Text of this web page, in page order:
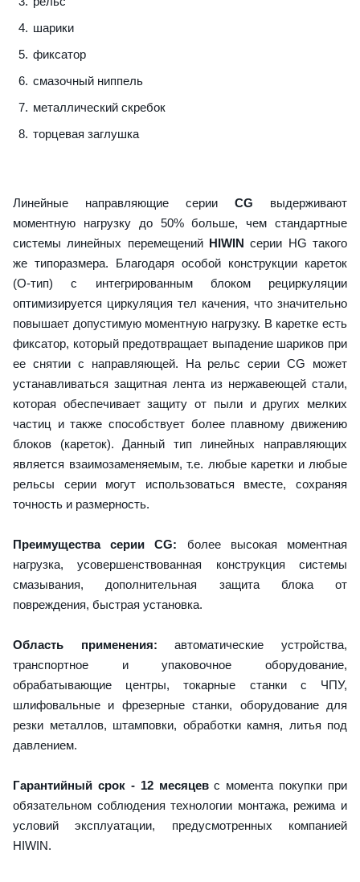
шарики
фиксатор
смазочный ниппель
металлический скребок
торцевая заглушка
Линейные направляющие серии CG выдерживают
моментную нагрузку до 50% больше, чем стандартные
системы линейных перемещений HIWIN серии HG такого
же типоразмера. Благодаря особой конструкции кареток
(О-тип) с интегрированным блоком рециркуляции
оптимизируется циркуляция тел качения, что значительно
повышает допустимую моментную нагрузку. В каретке есть
фиксатор, который предотвращает выпадение шариков при
ее снятии с направляющей. На рельс серии CG может
устанавливаться защитная лента из нержавеющей стали,
которая обеспечивает защиту от пыли и других мелких
частиц и также способствует более плавному движению
блоков (кареток). Данный тип линейных направляющих
является взаимозаменяемым, т.е. любые каретки и любые
рельсы серии могут использоваться вместе, сохраняя
точность и размерность.
Преимущества серии CG: более высокая моментная
нагрузка, усовершенствованная конструкция системы
смазывания, дополнительная защита блока от
повреждения, быстрая установка.
Область применения: автоматические устройства,
транспортное и упаковочное оборудование,
обрабатывающие центры, токарные станки с ЧПУ,
шлифовальные и фрезерные станки, оборудование для
резки металлов, штамповки, обработки камня, литья под
давлением.
Гарантийный срок - 12 месяцевс момента покупки при
обязательном соблюдения технологии монтажа, режима и
условий эксплуатации, предусмотренных компанией
HIWIN.